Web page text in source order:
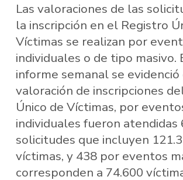
Las valoraciones de las
la inscripción en el Registro
Víctimas se realizan por
individuales o de tipo masivo.
informe semanal se evidenció
valoración de inscripciones
Único de Víctimas, por
individuales fueron atendidas
solicitudes que incluyen
víctimas, y 438 por eventos
corresponden a 74.600